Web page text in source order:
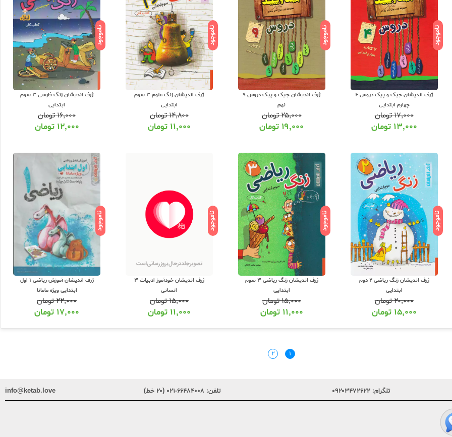
ناموجود
ژرف اندیشان جیک و پیک دروس 4
چهارم ابتدایی
۱۷,۰۰۰تومان
۱۳,۰۰۰ تومان
ناموجود
ژرف اندیشان جیک و پیک دروس 9
نهم
۲۵,۰۰۰تومان
۱۹,۰۰۰ تومان
ناموجود
ژرف اندیشان زنگ علوم 3 سوم
ابتدایی
۱۴,۸۰۰تومان
۱۱,۰۰۰ تومان
ناموجود
ژرف اندیشان زنگ فارسی 3 سوم
ابتدایی
۱۶,۰۰۰تومان
۱۲,۰۰۰ تومان
ناموجود
ژرف اندیشان زنگ ریاضی 2 دوم
ابتدایی
۲۰,۰۰۰تومان
۱۵,۰۰۰ تومان
ناموجود
ژرف اندیشان زنگ ریاضی 3 سوم
ابتدایی
۱۵,۰۰۰تومان
۱۱,۰۰۰ تومان
ناموجود
ژرف اندیشان خودآموز ادبیات 3
انسانی
۱۵,۰۰۰تومان
۱۱,۰۰۰ تومان
ناموجود
ژرف اندیشان آموزش ریاضی 1 اول
ابتدایی ویژه مامانا
۲۲,۰۰۰تومان
۱۷,۰۰۰ تومان
۱ ۲
تلگرام: ۰۹۲۰۳۴۷۲۶۲۲ تلفن: ۶۶۴۸۴۰۰۸-۰۲۱ (۲۰ خط) info@ketab.love